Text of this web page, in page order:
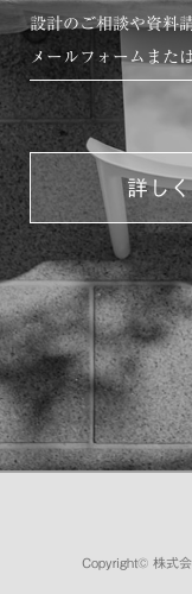
設計のご相談や資料
メールフォームまた
詳し
Copyright© 株式